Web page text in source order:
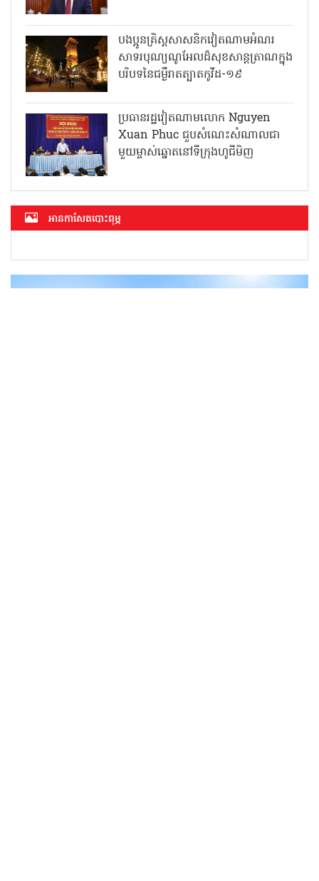
បងប្អូនគ្រិស្តសាសនិកវៀតណាមអំណរ
សាទរបុណ្យណូអែលដ៏សុខសាន្តត្រាណក្នុង
បរិបទនៃជម្ងឺរាតត្បាតកូវីដ-១៩
ប្រធានរដ្ឋវៀតណាមលោក Nguyen
Xuan Phuc ជួបសំណេះសំណាលជា
មួយម្ចាស់ឆ្នោតនៅទីក្រុងហូជីមិញ
អាន​កាសែត​បោះពុម្ភ